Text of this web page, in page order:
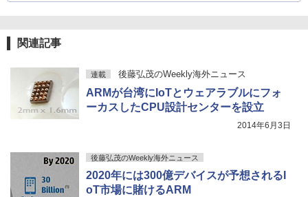
関連記事
連載 後藤弘茂のWeekly海外ニュース
ARMが台湾にIoTとウェアラブルにフォ
ーカスしたCPU設計センターを設立
2014年6月3日
後藤弘茂のWeekly海外ニュース
2020年には300億デバイスが予想されるI
oT市場に賭けるARM